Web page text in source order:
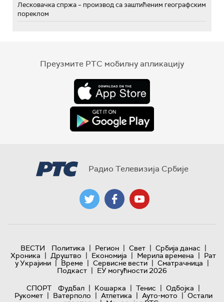
Лесковачка спржа – производ са заштићеним географским
пореклом
Преузмите РТС мобилну апликацију
Радио Телевизија Србије
ВЕСТИ Политика | Регион | Свет | Србија данас |
Хроника | Друштво | Економија | Мерила времена | Рат
у Украјини | Време | Сервисне вести | Сматрачница |
Подкаст | ЕУ могућности 2026
СПОРТ
Фудбал | Кошарка | Тенис | Одбојка |
Рукомет | Ватерполо | Атлетика | Ауто-мото | Остали